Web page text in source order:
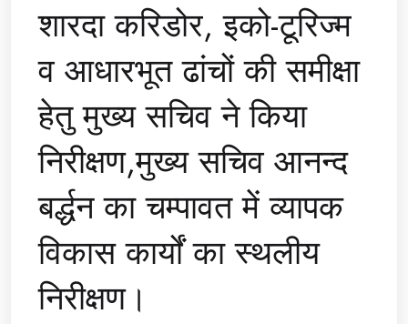
शारदा करिडोर, इको-टूरिज्म
व आधारभूत ढांचों की समीक्षा
हेतु मुख्य सचिव ने किया
निरीक्षण,मुख्य सचिव आनन्द
बर्द्धन का चम्पावत में व्यापक
विकास कार्यों का स्थलीय
निरीक्षण।